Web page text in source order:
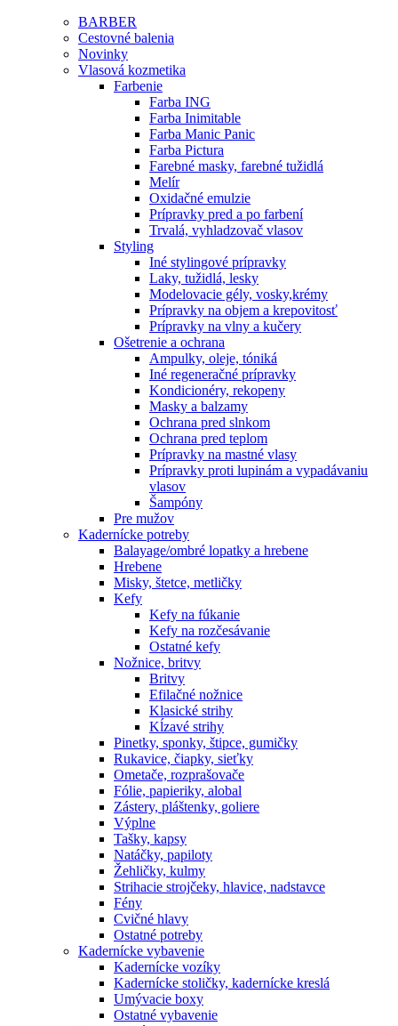
BARBER
Cestovné balenia
Novinky
Vlasová kozmetika
Farbenie
Farba ING
Farba Inimitable
Farba Manic Panic
Farba Pictura
Farebné masky, farebné tužidlá
Melír
Oxidačné emulzie
Prípravky pred a po farbení
Trvalá, vyhladzovač vlasov
Styling
Iné stylingové prípravky
Laky, tužidlá, lesky
Modelovacie gély, vosky,krémy
Prípravky na objem a krepovitosť
Prípravky na vlny a kučery
Ošetrenie a ochrana
Ampulky, oleje, tóniká
Iné regeneračné prípravky
Kondicionéry, rekopeny
Masky a balzamy
Ochrana pred slnkom
Ochrana pred teplom
Prípravky na mastné vlasy
Prípravky proti lupinám a vypadávaniu
vlasov
Šampóny
Pre mužov
Kadernícke potreby
Balayage/ombré lopatky a hrebene
Hrebene
Misky, štetce, metličky
Kefy
Kefy na fúkanie
Kefy na rozčesávanie
Ostatné kefy
Nožnice, britvy
Britvy
Efilačné nožnice
Klasické strihy
Kĺzavé strihy
Pinetky, sponky, štipce, gumičky
Rukavice, čiapky, sieťky
Ometače, rozprašovače
Fólie, papieriky, alobal
Zástery, pláštenky, goliere
Výplne
Tašky, kapsy
Natáčky, papiloty
Žehličky, kulmy
Strihacie strojčeky, hlavice, nadstavce
Fény
Cvičné hlavy
Ostatné potreby
Kadernícke vybavenie
Kadernícke vozíky
Kadernícke stoličky, kadernícke kreslá
Umývacie boxy
Ostatné vybavenie